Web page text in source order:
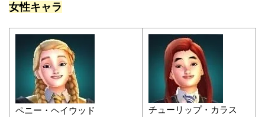
女性キャラ
ペニー・ヘイウッド チューリップ・カラス